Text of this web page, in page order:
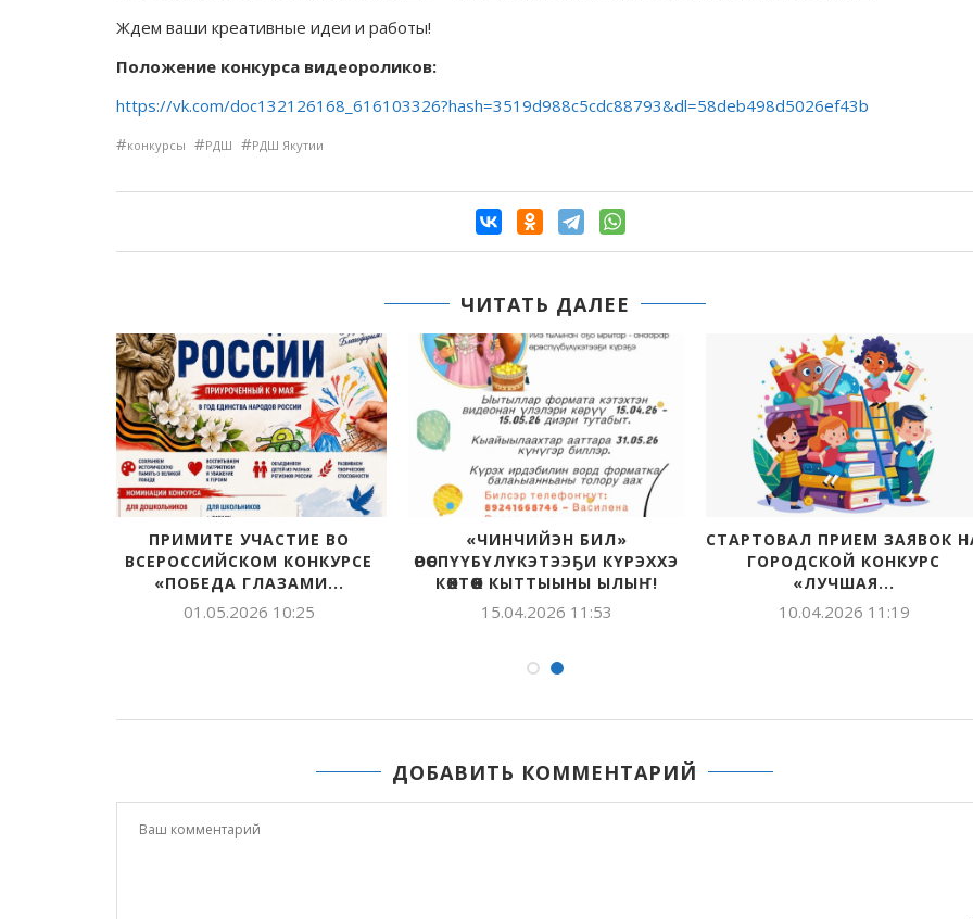
Ждем ваши креативные идеи и работы!
Положение конкурса видеороликов:
https://vk.com/doc132126168_616103326?hash=3519d988c5cdc88793&dl=58deb498d5026ef43b
#конкурсы #РДШ #РДШ Якутии
ЧИТАТЬ ДАЛЕЕ
ПРИМИТЕ УЧАСТИЕ ВО
ВСЕРОССИЙСКОМ КОНКУРСЕ
«ПОБЕДА ГЛАЗАМИ...
01.05.2026 10:25
«ЧИНЧИЙЭН БИЛ»
ӨРӨСПҮҮБҮЛҮКЭТЭЭҔИ КҮРЭХХЭ
КӨХТӨӨХ КЫТТЫЫНЫ ЫЛЫҤ!
15.04.2026 11:53
СТАРТОВАЛ ПРИЕМ ЗАЯВОК
ГОРОДСКОЙ КОНКУРС
«ЛУЧШАЯ...
10.04.2026 11:19
ДОБАВИТЬ КОММЕНТАРИЙ